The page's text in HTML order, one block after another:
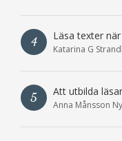
4 Läsa texter
Katarina G
5 Att utbilda
Anna Månsson